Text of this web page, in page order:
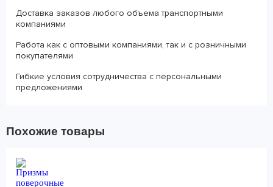
Доставка заказов любого объема транспортными
компаниями
Работа как с оптовыми компаниями, так и с розничными
покупателями
Гибкие условия сотрудничества с персональными
предложениями
Похожие товары